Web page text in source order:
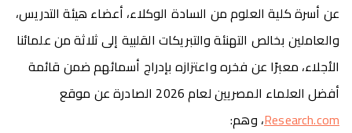
عن أسرة كلية العلوم من السادة الوكلاء، أعضاء هيئة التدريس،
والعاملين بخالص التهنئة والتبريكات القلبية إلى ثلاثة من علمائنا
الأجلاء، معبرًا عن فخره واعتزازه بإدراج أسمائهم ضمن قائمة
أفضل العلماء المصريين لعام 2026 الصادرة عن موقع
Research.com، وهم: